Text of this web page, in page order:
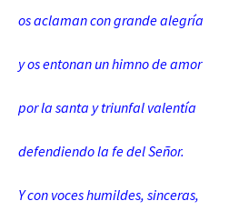
os aclaman con grande alegría
y os entonan un himno de amor
por la santa y triunfal valentía
defendiendo la fe del Señor.
Y con voces humildes, sinceras,